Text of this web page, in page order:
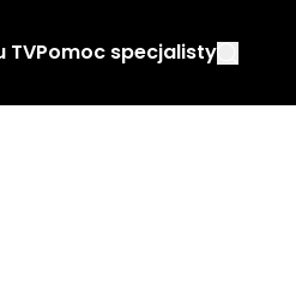
TVPomoc specjalisty